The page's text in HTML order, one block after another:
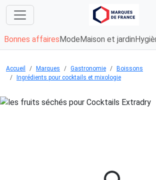
Bonnes affaires Mode Maison et jardin
Accueil Marques Gastronomie
Boissons
Ingrédients pour cocktails et mixologie